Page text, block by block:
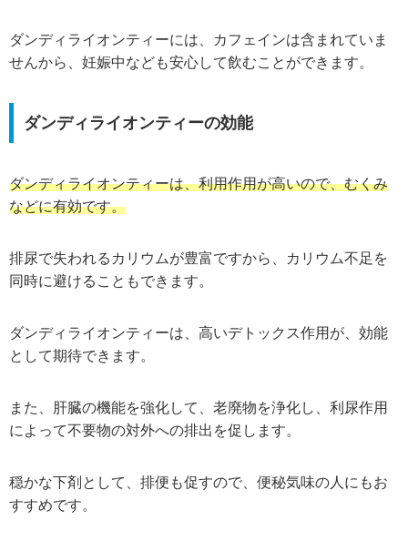
ダンディライオンティーには、カフェインは含まれていま
せんから、妊娠中なども安心して飲むことができます。
ダンディライオンティーの効能
ダンディライオンティーは、利用作用が高いので、むくみ
などに有効です。
排尿で失われるカリウムが豊富ですから、カリウム不足を
同時に避けることもできます。
ダンディライオンティーは、高いデトックス作用が、効能
として期待できます。
また、肝臓の機能を強化して、老廃物を浄化し、利尿作用
によって不要物の対外への排出を促します。
穏かな下剤として、排便も促すので、便秘気味の人にもお
すすめです。